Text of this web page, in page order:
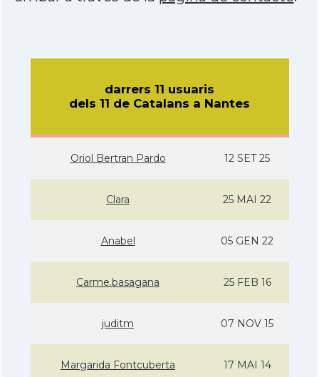
darrers 11 usuaris
dels 11 de Catalans a Nantes
Oriol Bertran Pardo 12 SET 25
Clara 25 MAI 22
Anabel 05 GEN 22
Carme.basagana 25 FEB 16
juditm 07 NOV 15
Margarida Fontcuberta 17 MAI 14